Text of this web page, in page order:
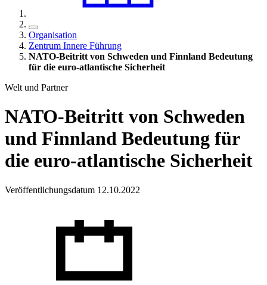
Organisation
Zentrum Innere Führung
NATO-Beitritt von Schweden und Finnland Bedeutung
für die euro-atlantische Sicherheit
Welt und Partner
NATO-Beitritt von Schweden
und Finnland Bedeutung für
die euro-atlantische Sicherheit
Veröffentlichungsdatum 12.10.2022